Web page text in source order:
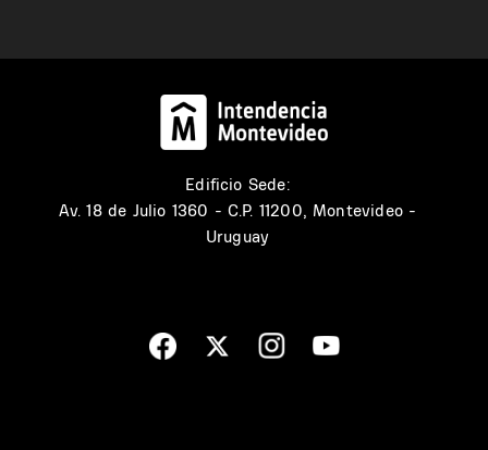
Edificio Sede:
Av. 18 de Julio 1360 - C.P. 11200, Montevideo -
Uruguay